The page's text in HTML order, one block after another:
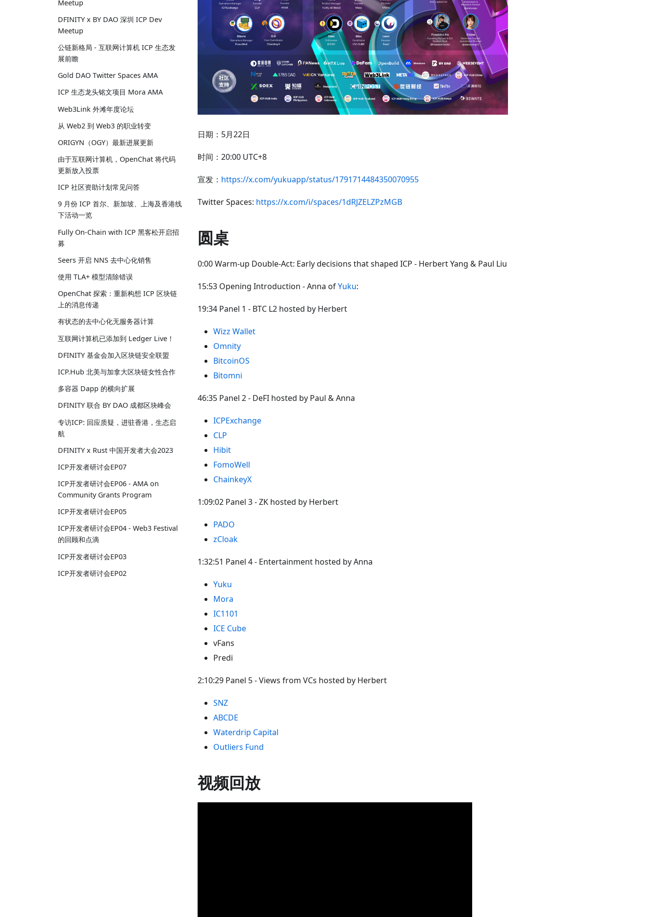
Meetup
DFINITY x BY DAO 深圳 ICP Dev
Meetup
公链新格局 - 互联网计算机 ICP 生态发
展前瞻
Gold DAO Twitter Spaces AMA
ICP 生态龙头铭文项目 Mora AMA
Web3Link 外滩年度论坛
从 Web2 到 Web3 的职业转变
ORIGYN（OGY）最新进展更新
由于互联网计算机，OpenChat 将代码
更新放入投票
ICP 社区资助计划常见问答
9 月份 ICP 首尔、新加坡、上海及香港线
下活动一览
Fully On-Chain with ICP 黑客松开启招
募
Seers 开启 NNS 去中心化销售
使用 TLA+ 模型清除错误
OpenChat 探索：重新构想 ICP 区块链
上的消息传递
有状态的去中心化无服务器计算
互联网计算机已添加到 Ledger Live！
DFINITY 基金会加入区块链安全联盟
ICP.Hub 北美与加拿大区块链女性合作
多容器 Dapp 的横向扩展
DFINITY 联合 BY DAO 成都区块峰会
专访ICP: 回应质疑，进驻香港，生态启
航
DFINITY x Rust 中国开发者大会2023
ICP开发者研讨会EP07
ICP开发者研讨会EP06 - AMA on
Community Grants Program
ICP开发者研讨会EP05
ICP开发者研讨会EP04 - Web3 Festival
的回顾和点滴
ICP开发者研讨会EP03
ICP开发者研讨会EP02
日期：5月22日
时间：20:00 UTC+8
宣发： https://x.com/yukuapp/status/1791714484350070955
Twitter Spaces: https://x.com/i/spaces/1dRJZELZPzMGB
圆桌
0:00 Warm-up Double-Act: Early decisions that shaped ICP - Herbert Yang & Paul Liu
15:53 Opening Introduction - Anna ofYuku:
19:34 Panel 1 - BTC L2 hosted by Herbert
Wizz Wallet
Omnity
BitcoinOS
Bitomni
46:35 Panel 2 - DeFI hosted by Paul & Anna
ICPExchange
CLP
Hibit
FomoWell
ChainkeyX
1:09:02 Panel 3 - ZK hosted by Herbert
PADO
zCloak
1:32:51 Panel 4 - Entertainment hosted by Anna
Yuku
Mora
IC1101
ICE Cube
vFans
Predi
2:10:29 Panel 5 - Views from VCs hosted by Herbert
SNZ
ABCDE
Waterdrip Capital
Outliers Fund
视频回放